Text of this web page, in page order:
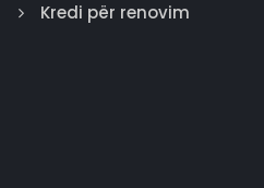
Kredi për renovim